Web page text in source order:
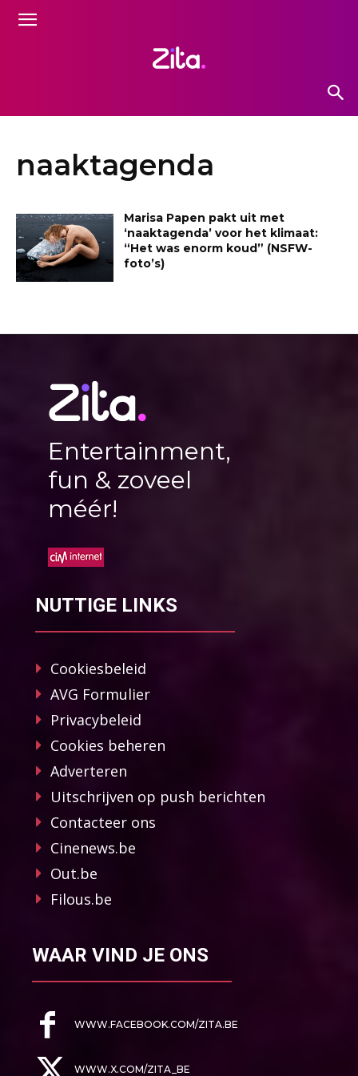
naaktagenda
Marisa Papen pakt uit met
‘naaktagenda’ voor het klimaat:
“Het was enorm koud” (NSFW-
foto’s)
Entertainment,
fun & zoveel
méér!
NUTTIGE LINKS
Cookiesbeleid
AVG Formulier
Privacybeleid
Cookies beheren
Adverteren
Uitschrijven op push berichten
Contacteer ons
Cinenews.be
Out.be
Filous.be
WAAR VIND JE ONS
WWW.FACEBOOK.COM/ZITA.BE
WWW.X.COM/ZITA_BE